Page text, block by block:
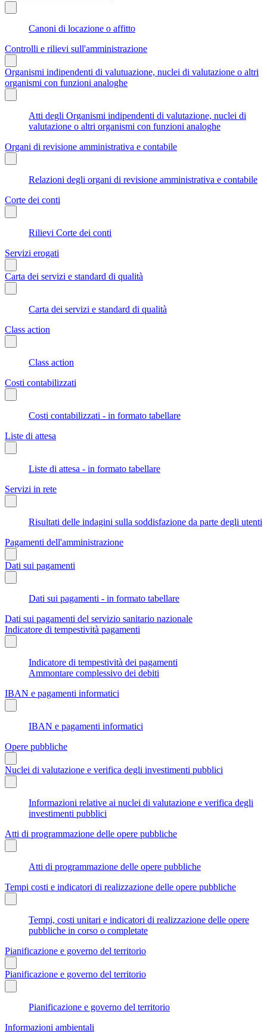
Canoni di locazione o affitto
Controlli e rilievi sull'amministrazione
Organismi indipendenti di valutuazione, nuclei di valutazione o altri
organismi con funzioni analoghe
Atti degli Organismi indipendenti di valutazione, nuclei di
valutazione o altri organismi con funzioni analoghe
Organi di revisione amministrativa e contabile
Relazioni degli organi di revisione amministrativa e contabile
Corte dei conti
Rilievi Corte dei conti
Servizi erogati
Carta dei servizi e standard di qualità
Carta dei servizi e standard di qualità
Class action
Class action
Costi contabilizzati
Costi contabilizzati - in formato tabellare
Liste di attesa
Liste di attesa - in formato tabellare
Servizi in rete
Risultati delle indagini sulla soddisfazione da parte degli utenti
Pagamenti dell'amministrazione
Dati sui pagamenti
Dati sui pagamenti - in formato tabellare
Dati sui pagamenti del servizio sanitario nazionale
Indicatore di tempestività pagamenti
Indicatore di tempestività dei pagamenti
Ammontare complessivo dei debiti
IBAN e pagamenti informatici
IBAN e pagamenti informatici
Opere pubbliche
Nuclei di valutazione e verifica degli investimenti pubblici
Informazioni relative ai nuclei di valutazione e verifica degli
investimenti pubblici
Atti di programmazione delle opere pubbliche
Atti di programmazione delle opere pubbliche
Tempi costi e indicatori di realizzazione delle opere pubbliche
Tempi, costi unitari e indicatori di realizzazione delle opere
pubbliche in corso o completate
Pianificazione e governo del territorio
Pianificazione e governo del territorio
Pianificazione e governo del territorio
Informazioni ambientali